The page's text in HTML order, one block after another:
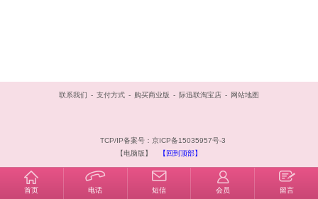
联系我们 - 支付方式 - 购买商业版 - 际迅联淘宝店 - 网站地图
TCP/IP备案号：京ICP备15035957号-3
【电脑版】
【回到顶部】
首页 电话 短信 会员 留言